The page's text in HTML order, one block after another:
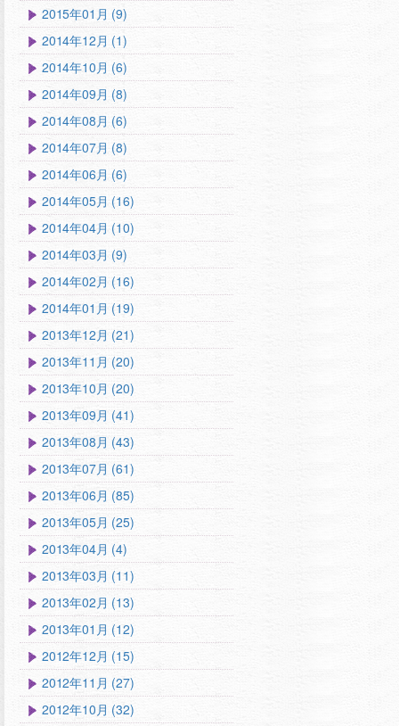
2015年01月 (9)
2014年12月 (1)
2014年10月 (6)
2014年09月 (8)
2014年08月 (6)
2014年07月 (8)
2014年06月 (6)
2014年05月 (16)
2014年04月 (10)
2014年03月 (9)
2014年02月 (16)
2014年01月 (19)
2013年12月 (21)
2013年11月 (20)
2013年10月 (20)
2013年09月 (41)
2013年08月 (43)
2013年07月 (61)
2013年06月 (85)
2013年05月 (25)
2013年04月 (4)
2013年03月 (11)
2013年02月 (13)
2013年01月 (12)
2012年12月 (15)
2012年11月 (27)
2012年10月 (32)